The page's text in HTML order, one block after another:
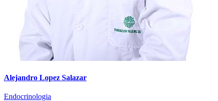
Alejandro Lopez Salazar
Endocrinologia